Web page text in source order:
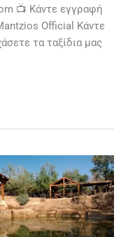
📺 Κάντε εγγραφή
Official Κάντε
τα ταξίδια μας